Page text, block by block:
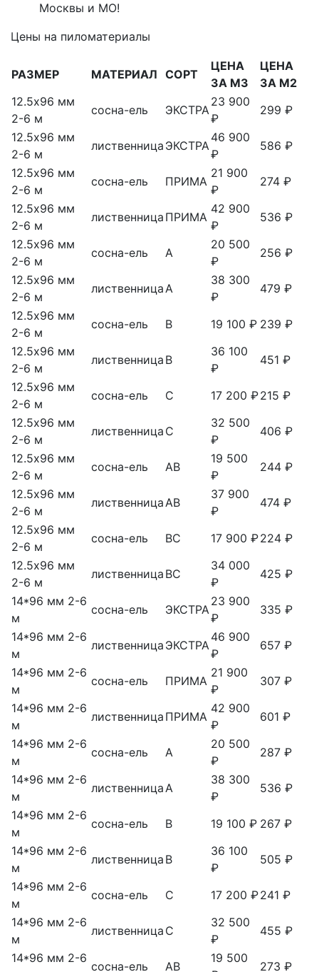
Москвы и МО!
Цены на пиломатериалы
РАЗМЕР МАТЕРИАЛ СОРТ
ЦЕНА
ЗА М3
ЦЕНА
ЗА М2
12.5х96 мм
2-6 м
сосна-ель ЭКСТРА
23 900
₽
299 ₽
12.5х96 мм
2-6 м
лиственница ЭКСТРА
46 900
₽
586 ₽
12.5х96 мм
2-6 м
сосна-ель ПРИМА
21 900
₽
274 ₽
12.5х96 мм
2-6 м
лиственница ПРИМА
42 900
₽
536 ₽
12.5х96 мм
2-6 м
сосна-ель А
20 500
₽
256 ₽
12.5х96 мм
2-6 м
лиственницаА
38 300
₽
479 ₽
12.5х96 мм
2-6 м
сосна-ель В 19 100 ₽ 239 ₽
12.5х96 мм
2-6 м
лиственница В
36 100
₽
451 ₽
12.5х96 мм
2-6 м
сосна-ель С 17 200 ₽215 ₽
12.5х96 мм
2-6 м
лиственница С
32 500
₽
406 ₽
12.5х96 мм
2-6 м
сосна-ель АВ
19 500
₽
244 ₽
12.5х96 мм
2-6 м
лиственницаАВ
37 900
₽
474 ₽
12.5х96 мм
2-6 м
сосна-ель ВС 17 900 ₽224 ₽
12.5х96 мм
2-6 м
лиственница ВС
34 000
₽
425 ₽
14*96 мм 2-6
м
сосна-ель ЭКСТРА
23 900
₽
335 ₽
14*96 мм 2-6
м
лиственница ЭКСТРА
46 900
₽
657 ₽
14*96 мм 2-6
м
сосна-ель ПРИМА
21 900
₽
307 ₽
14*96 мм 2-6
м
лиственница ПРИМА
42 900
₽
601 ₽
14*96 мм 2-6
м
сосна-ель А
20 500
₽
287 ₽
14*96 мм 2-6
м
лиственницаА
38 300
₽
536 ₽
14*96 мм 2-6
м
сосна-ель В 19 100 ₽ 267 ₽
14*96 мм 2-6
м
лиственница В
36 100
₽
505 ₽
14*96 мм 2-6
м
сосна-ель С 17 200 ₽241 ₽
14*96 мм 2-6
м
лиственница С
32 500
₽
455 ₽
14*96 мм 2-6
сосна-ель АВ
19 500
273 ₽